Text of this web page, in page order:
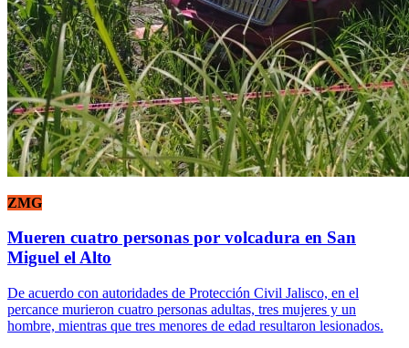
ZMG
Mueren cuatro personas por volcadura en San
Miguel el Alto
De acuerdo con autoridades de Protección Civil Jalisco, en el
percance murieron cuatro personas adultas, tres mujeres y un
hombre, mientras que tres menores de edad resultaron lesionados.